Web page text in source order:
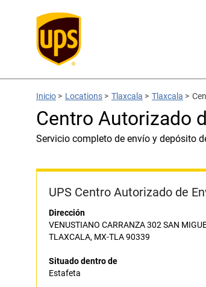
Inicio > Locations > Tlaxcala > Tlaxcala >
Centro Autorizado
Servicio completo de envío y depósito
UPS Centro Autorizado de
Dirección
VENUSTIANO CARRANZA 302 SAN
TLAXCALA, MX-TLA 90339
Situado dentro de
Estafeta